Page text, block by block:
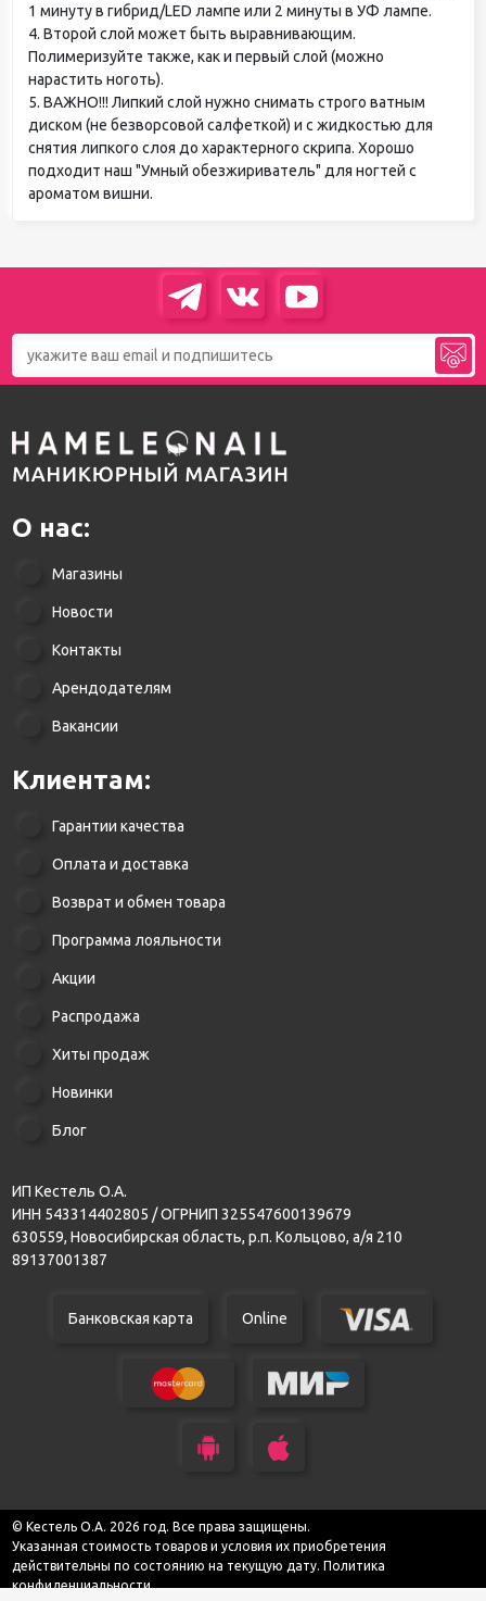
1 минуту в гибрид/LED лампе или 2 минуты в УФ лампе.
4. Второй слой может быть выравнивающим.
Полимеризуйте также, как и первый слой (можно
нарастить ноготь).
5. ВАЖНО!!! Липкий слой нужно снимать строго ватным
диском (не безворсовой салфеткой) и с жидкостью для
снятия липкого слоя до характерного скрипа. Хорошо
подходит наш "Умный обезжириватель" для ногтей с
ароматом вишни.
О нас:
Магазины
Новости
Контакты
Арендодателям
Вакансии
Клиентам:
Гарантии качества
Оплата и доставка
Возврат и обмен товара
Программа лояльности
Акции
Распродажа
Хиты продаж
Новинки
Блог
ИП Кестель О.А.
ИНН 543314402805 / ОГРНИП 325547600139679
630559, Новосибирская область, р.п. Кольцово, а/я 210
89137001387
Банковская карта Online
© Кестель О.А. 2026 год. Все права защищены.
Указанная стоимость товаров и условия их приобретения
действительны по состоянию на текущую дату. Политика
конфиденциальности.